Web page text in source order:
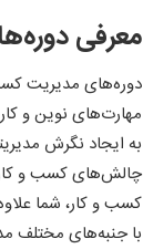
معرفی
دوره‌های مدیریت
مهارت‌های نوین و
به ایجاد نگرش
چالش‌های کسب و کار
کسب و کار، شما
با جنبه‌های مختلف